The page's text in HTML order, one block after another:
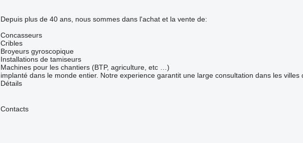
Depuis plus de 40 ans, nous sommes dans l'achat et la vente de:
Concasseurs
Cribles
Broyeurs gyroscopique
Installations de tamiseurs
Machines pour les chantiers (BTP, agriculture, etc …)
implanté dans le monde entier. Notre experience garantit une large consultation dans les villes
Détails
Contacts